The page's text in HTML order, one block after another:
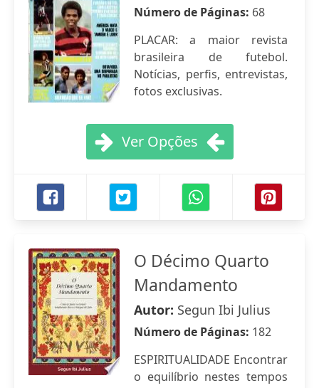
Número de Páginas: 68
PLACAR: a maior revista
brasileira de futebol.
Notícias, perfis, entrevistas,
fotos exclusivas.
Ver Opções
O Décimo Quarto
Mandamento
Autor: Segun Ibi Julius
Número de Páginas: 182
ESPIRITUALIDADE Encontrar
o equilíbrio nestes tempos